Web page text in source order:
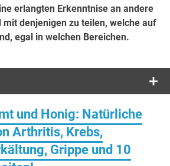
erlangten Erkenntnise an andere
denjenigen zu teilen, welche auf
egal in welchen Bereichen.
und Honig: Natürliche
Arthritis, Krebs,
Grippe und 10